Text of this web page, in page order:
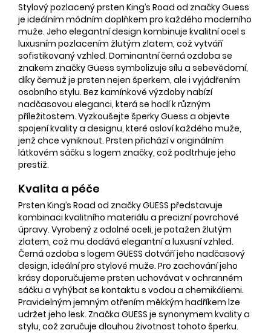
Stylový pozlacený prsten King’s Road od značky Guess
je ideálním módním doplňkem pro každého moderního
muže. Jeho elegantní design kombinuje kvalitní ocel s
luxusním pozlacením žlutým zlatem, což vytváří
sofistikovaný vzhled. Dominantní černá ozdoba se
znakem značky Guess symbolizuje sílu a sebevědomí,
díky čemuž je prsten nejen šperkem, ale i vyjádřením
osobního stylu. Bez kamínkové výzdoby nabízí
nadčasovou eleganci, která se hodí k různým
příležitostem. Vyzkoušejte šperky Guess a objevte
spojení kvality a designu, které osloví každého muže,
jenž chce vyniknout. Prsten přichází v originálním
látkovém sáčku s logem značky, což podtrhuje jeho
prestiž.
Kvalita a péče
Prsten King’s Road od značky GUESS představuje
kombinaci kvalitního materiálu a precizní povrchové
úpravy. Vyrobený z odolné oceli, je potažen žlutým
zlatem, což mu dodává elegantní a luxusní vzhled.
Černá ozdoba s logem GUESS dotváří jeho nadčasový
design, ideální pro stylové muže. Pro zachování jeho
krásy doporučujeme prsten uchovávat v ochranném
sáčku a vyhýbat se kontaktu s vodou a chemikáliemi.
Pravidelným jemným otřením měkkým hadříkem lze
udržet jeho lesk. Značka GUESS je synonymem kvality a
stylu, což zaručuje dlouhou životnost tohoto šperku.